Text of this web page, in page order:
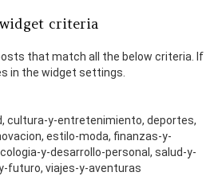
criteria
that match all the below criteria. If
in the widget settings.
cultura-y-entretenimiento, deportes,
estilo-moda, finanzas-y-
y-desarrollo-personal, salud-y-
futuro, viajes-y-aventuras